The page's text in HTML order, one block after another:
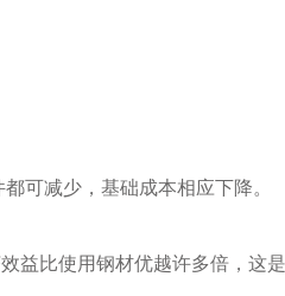
可减少，基础成本相应下降。
益比使用钢材优越许多倍，这